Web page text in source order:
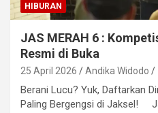
HIBURAN
JAS MERAH 6 :
Resmi di Buka
25 April 2026 Andika Widodo
Berani Lucu? Yuk, Daftarkan
Paling Bergengsi di Jaksel!